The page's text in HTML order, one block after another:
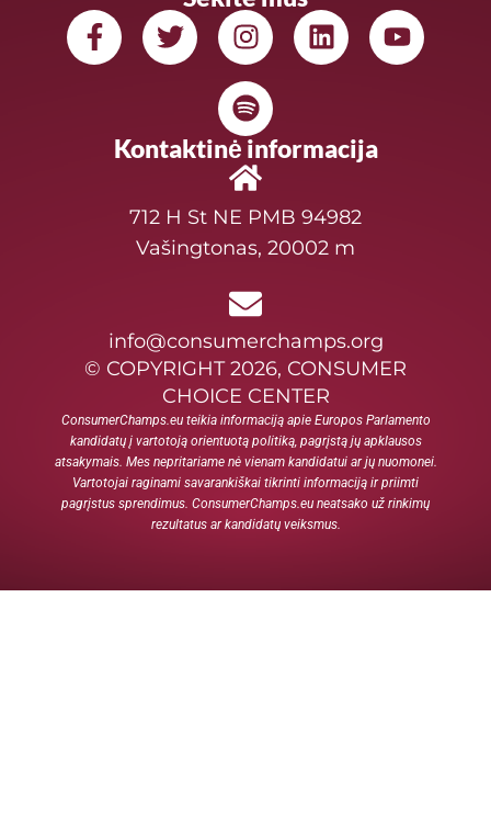
Kontaktinė informacija
712 H St NE PMB 94982
Vašingtonas, 20002 m
info@consumerchamps.org
© COPYRIGHT 2026, CONSUMER
CHOICE CENTER
ConsumerChamps.eu teikia informaciją apie Europos Parlamento
kandidatų į vartotoją orientuotą politiką, pagrįstą jų apklausos
atsakymais. Mes nepritariame nė vienam kandidatui ar jų nuomonei.
Vartotojai raginami savarankiškai tikrinti informaciją ir priimti
pagrįstus sprendimus. ConsumerChamps.eu neatsako už rinkimų
rezultatus ar kandidatų veiksmus.